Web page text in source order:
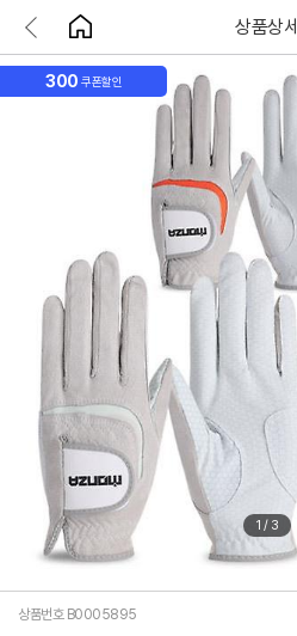
상품상세
300 쿠폰할인
1 / 3
상품번호 B0005895